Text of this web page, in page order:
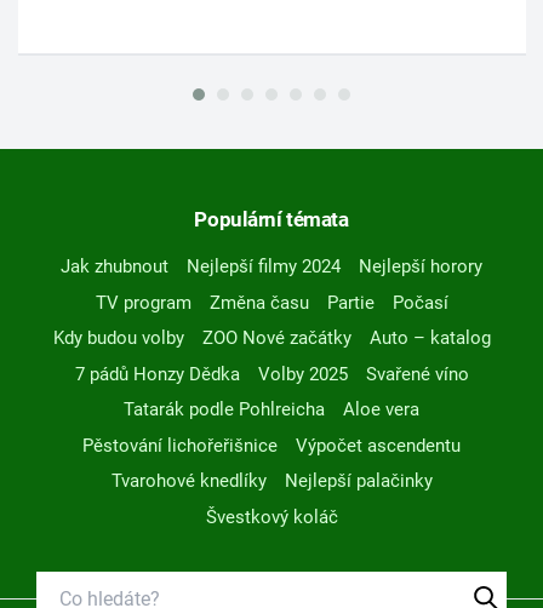
Populární témata
Jak zhubnout Nejlepší filmy 2024
Nejlepší horory
TV program
Změna času Partie
Počasí
Kdy budou volby
ZOO Nové začátky
Auto – katalog
7 pádů Honzy Dědka
Volby 2025
Svařené víno
Tatarák podle Pohlreicha
Aloe vera
Pěstování lichořeřišnice
Výpočet ascendentu
Tvarohové knedlíky
Nejlepší palačinky
Švestkový koláč